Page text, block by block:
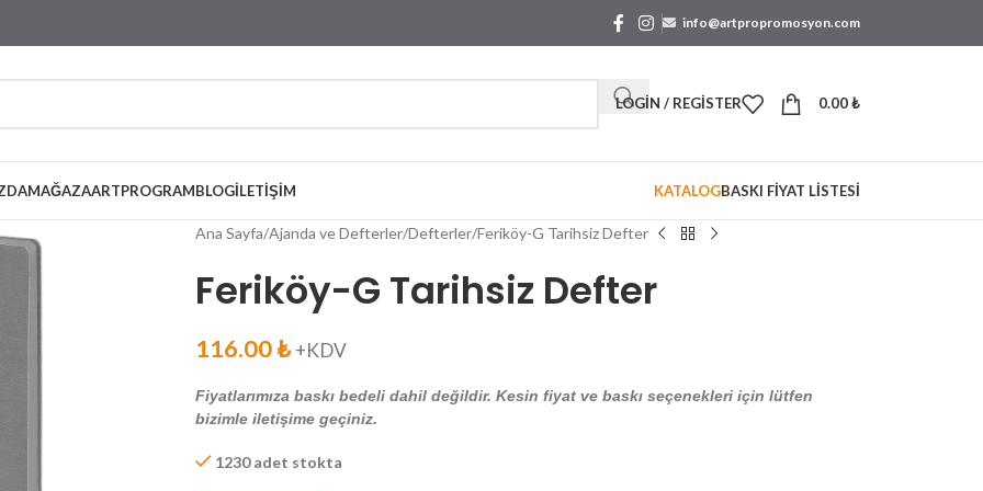
info@artpropromosyon.com
LOGIN / REGISTER 0.00₺
MAĞAZAARTPROGRAMBLOGİLETIŞIM KATALOGBASKI FİYAT LİSTESİ
Ana Sayfa Ajanda ve Defterler Defterler Feriköy-G Tarihsiz Defter
Feriköy-G Tarihsiz Defter
116.00₺ +KDV
Fiyatlarımıza baskı bedeli dahil değildir. Kesin fiyat ve baskı seçenekleri için lütfen
bizimle iletişime geçiniz.
1230 adet stokta